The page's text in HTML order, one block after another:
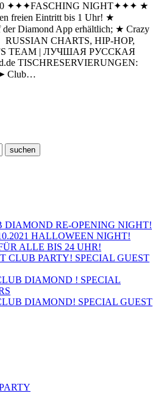
✦✦✦FASCHING NIGHT✦✦✦ ★
freien Eintritt bis 1 Uhr! ★
Diamond App erhältlich; ★ Crazy
RUSSIAN CHARTS, HIP-HOP,
TEAM | ЛУЧШАЯ РУССКАЯ
TISCHRESERVIERUNGEN:
➤ Club…
DIAMOND RE-OPENING NIGHT!
HALLOWEEN NIGHT!
ALLE BIS 24 UHR!
CLUB PARTY! SPECIAL GUEST
DIAMOND ! SPECIAL
DIAMOND! SPECIAL GUEST